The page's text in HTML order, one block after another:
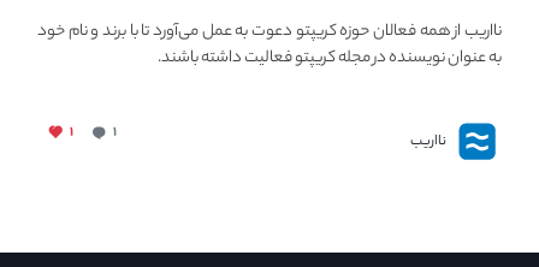
فعالیت در مجله کریپتو
نااریب از همه فعالان حوزه کریپتو دعوت به عمل می‌آورد تا با برند و نام خود
به عنوان نویسنده در مجله کریپتو فعالیت داشته باشند.
نااریب ۱ ۱